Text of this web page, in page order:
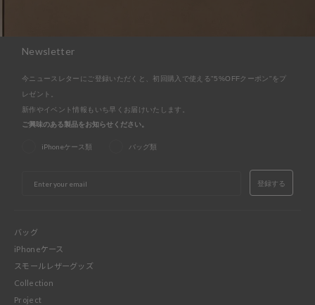
Newsletter
今ニュースレターにご登録いただくと、初回購入で使える"5%OFFクーポン"をプ
レゼント。
新作やイベント情報もいち早くお届けいたします。
ご興味のある製品をお知らせください。
iPhoneケース類 バッグ類
登録する
バッグ
iPhoneケース
スモールレザーグッズ
Collection
Project